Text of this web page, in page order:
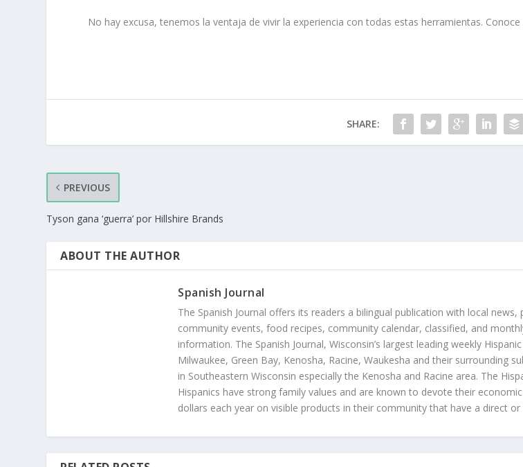
No hay excusa, tenemos la ventaja de vivir la experiencia con todas estas herramientas.
SHARE:
PREVIOUS
Tyson gana ‘guerra’ por Hillshire Brands
ABOUT THE AUTHOR
Spanish Journal
The Spanish Journal offers its readers a bilingual publication with local
community events, food recipes, community calendar, classified, and
information. The Spanish Journal, Wisconsin’s largest leading weekly
Milwaukee, Green Bay, Kenosha, Racine, Waukesha and their surrounding
in Southeastern Wisconsin especially the Kenosha and Racine area. The
Hispanics have strong family values and are known to devote their
dollars each year on visible products in their community that have a direct